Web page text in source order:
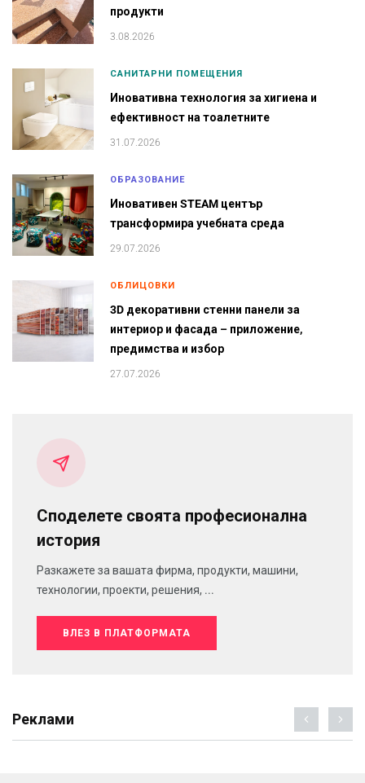
продукти
3.08.2026
САНИТАРНИ ПОМЕЩЕНИЯ
Иновативна технология за хигиена и
ефективност на тоалетните
31.07.2026
ОБРАЗОВАНИЕ
Иновативен STEAM център
трансформира учебната среда
29.07.2026
ОБЛИЦОВКИ
3D декоративни стенни панели за
интериор и фасада – приложение,
предимства и избор
27.07.2026
Споделете своята професионална
история
Разкажете за вашата фирма, продукти, машини,
технологии, проекти, решения, ...
ВЛЕЗ В ПЛАТФОРМАТА
Реклами